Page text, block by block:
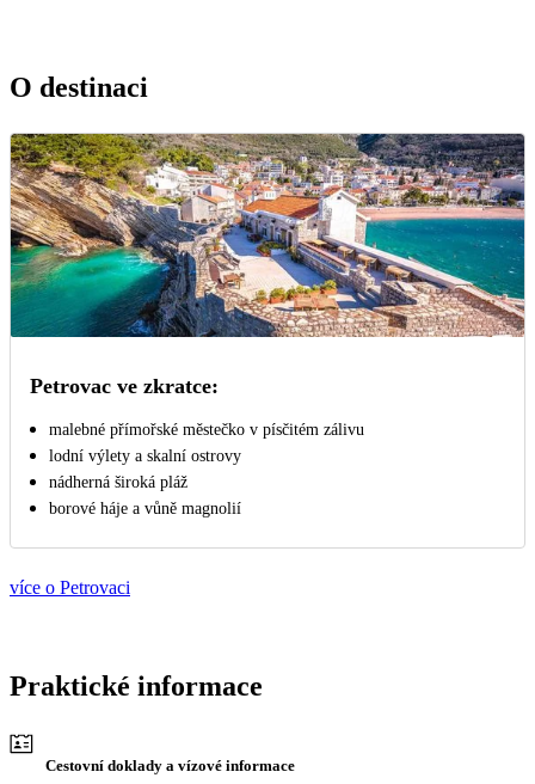
O destinaci
Petrovac ve zkratce:
malebné přímořské městečko v písčitém zálivu
lodní výlety a skalní ostrovy
nádherná široká pláž
borové háje a vůně magnolií
více o Petrovaci
Praktické informace
Cestovní doklady a vízové informace